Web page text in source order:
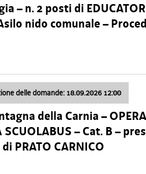
– n. 2 posti di
nido comunale –
delle domande: 18.09.2026 12:00
della Carnia –
– Cat. B –
PRATO CARNICO